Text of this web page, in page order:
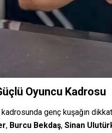
Oyuncu Kadrosu
genç kuşağın
, Burcu Bekdaş, Sinan